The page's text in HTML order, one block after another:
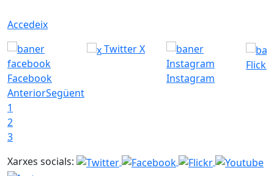
Accedeix
Facebook
Twitter X
Instagram
Flickr
AnteriorSegüent
1
2
3
Xarxes socials: